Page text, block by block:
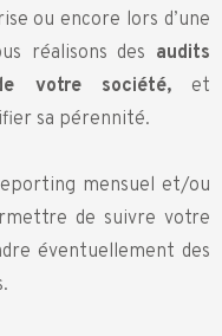
ou encore lors d’une
réalisons des audits
votre société,et
sa pérennité.
mensuel et/ou
de suivre votre
éventuellement des